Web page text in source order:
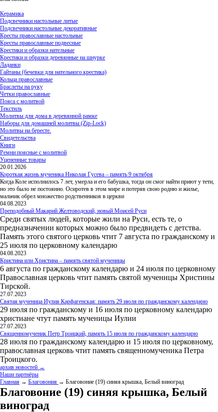
Керамика
Подсвечники настольные литые
Подсвечники настольные декоративные
Кресты православные настольные
Кресты православные подвесные
Крестики и образки нательные
Крестики и образки деревянные на шнурке
Ладанки
Гайтаны (бечевки для нательного крестика)
Кольца православные
Браслеты на руку
Четки православные
Пояса с молитвой
Текстиль
Молитвы для дома в деревянной рамке
Наборы для домашней молитвы (Zip-Lock)
Молитвы на бересте.
Свидетельства
Книги
Ремни поясные с молитвой
Уцененные товары
20.01.2026
Короткая жизнь мученика Николая Гусева – память 9 октября
Когда Коле исполнилось 7 лет, умерла и его бабушка, тогда он смог найти приют у тети,
но это было не постоянно. Осиротев в этом мире и потеряв свою родню и жилье,
мальчик обрел множество родственников в церкви
04.08.2023
Преподобный Макарий Желтоводский, новый Моисей Руси
Среди святых людей, которые жили на Руси, есть те, о
предназначении которых можно было предвидеть с детства.
Память этого святого церковь чтит 7 августа по гражданскому и
25 июля по церковному календарю
04.08.2023
Кристина или Христина – память святой мученицы
6 августа по гражданскому календарю и 24 июля по церковному
Православная церковь чтит память святой мученицы Христины
Тирской.
27.07.2023
Святая мученица Иулия Карфагенская: память 29 июля по гражданскому календарю
29 июля по гражданскому и 16 июля по церковному календарю
христиане чтут память мученицы Иулии
27.07.2023
Священномученик Петр Троицкий, память 15 июля по гражданскому календарю
28 июля по гражданскому календарю и 15 июля по церковному,
православная церковь чтит память священномученика Петра
Троицкого.
архив новостей →
Наши партнёры
Главная → Благовония → Благовоние (19) синяя крышка, Белый виноград
Благовоние (19) синяя крышка, Белый
виноград